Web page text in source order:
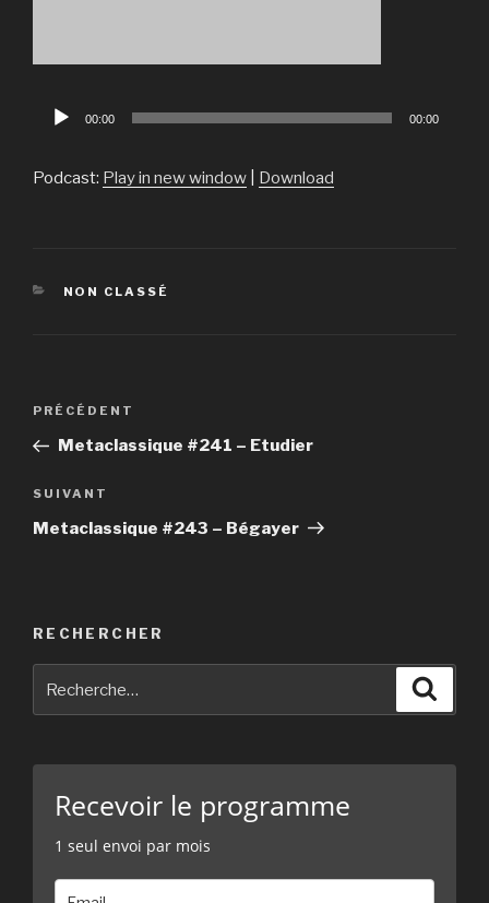
Lecteur
00:00 00:00
Podcast: Play in new window Download
CATÉGORIES
NON CLASSÉ
Navigation
l’article
Article
précédent
PRÉCÉDENT
Metaclassique #241 – Etudier
Article
suivant
SUIVANT
Metaclassique #243 – Bégayer
RECHERCHER
Recevoir le programme
1 seul envoi par mois